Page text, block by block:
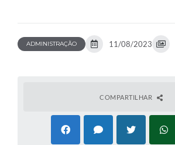
ADMINISTRAÇÃO 11/08/2023
COMPARTILHAR